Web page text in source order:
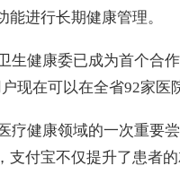
进行长期健康管理。
生健康委已成为首个合
现在可以在全省92家医
疗健康领域的一次重要
支付宝不仅提升了患者